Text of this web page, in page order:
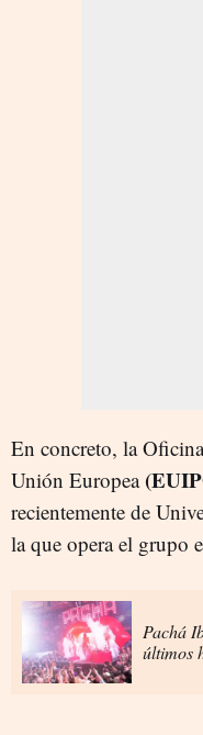
En concreto, la
Unión Europea
recientemente de
la que opera el grupo
Pachá
últimos